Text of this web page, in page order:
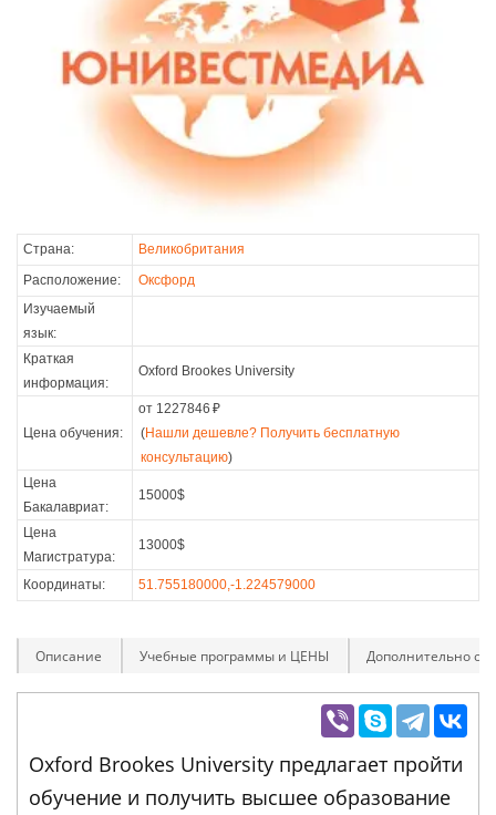
Страна:
Великобритания
Расположение:
Оксфорд
Изучаемый
язык:
Краткая
информация:
Oxford Brookes University
Цена обучения:
от 1227846 ₽
(Нашли дешевле? Получить бесплатную
консультацию)
Цена
Бакалавриат:
15000$
Цена
Магистратура:
13000$
Координаты: 51.755180000,-1.224579000
Описание Учебные программы и ЦЕНЫ Дополнительно
Oxford Brookes University предлагает пройти
обучение и получить высшее образование